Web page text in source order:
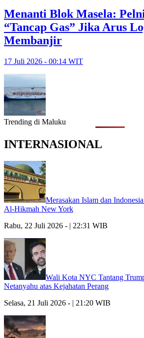
Menanti Blok Masela:
“Tancap Gas” Jika Arus
Membanjir
17 Juli 2026 - 00:14 WIT
Trending di Maluku
INTERNASIONAL
Merasakan Islam dan
Al-Hikmah New York
Rabu, 22 Juli 2026 - | 22:31 WIB
Wali Kota NYC Tantang
Netanyahu atas Kejahatan Perang
Selasa, 21 Juli 2026 - | 21:20 WIB